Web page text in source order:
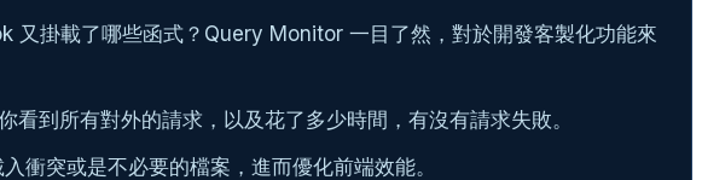
又掛載了哪些函式？Query Monitor 一目了然，對於開發客製化功能來
到所有對外的請求，以及花了多少時間，有沒有請求失敗。
衝突或是不必要的檔案，進而優化前端效能。